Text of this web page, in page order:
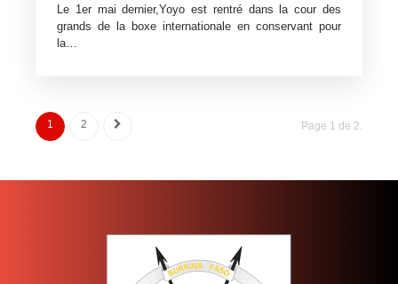
Le 1er mai dernier,Yoyo est rentré dans la cour des
grands de la boxe internationale en conservant pour
la…
Page 1 de 2.
1 2